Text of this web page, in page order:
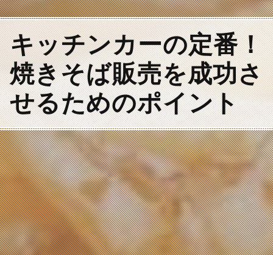
キッチンカーの定番！
焼きそば販売を成功さ
せるためのポイント